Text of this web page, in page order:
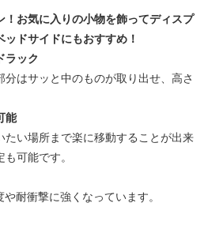
！お気に入りの小物を飾ってディスプ
ドサイドにもおすすめ！
ラック
分はサッと中のものが取り出せ、高さ
能
たい場所まで楽に移動することが出来
可能です。
耐衝撃に強くなっています。